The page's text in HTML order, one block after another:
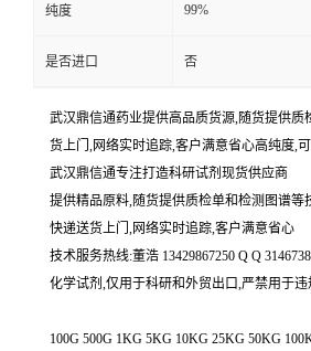
纯度 99%
是否进口 否
武汉鼎信通药业提供高品质货源,随货提供质
货上门,网络实时追踪,客户满意省心高纯度,
武汉鼎信通专注打造科研试剂现货供应商
提供精品原料,随货提供质检单和检测图谱等
快递送货上门,网络实时追踪,客户满意省心
技术服务热线:董浩 13429867250 Q Q
化学试剂,仅用于科研和外贸出口,严禁用于违
100G 500G 1KG 5KG 10KG 25KG 50KG